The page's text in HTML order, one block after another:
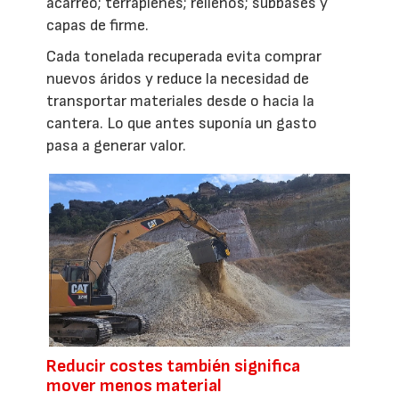
capas de firme.
Cada tonelada recuperada evita comprar
nuevos áridos y reduce la necesidad de
transportar materiales desde o hacia la
cantera. Lo que antes suponía un gasto
pasa a generar valor.
Reducir costes también significa
mover menos material